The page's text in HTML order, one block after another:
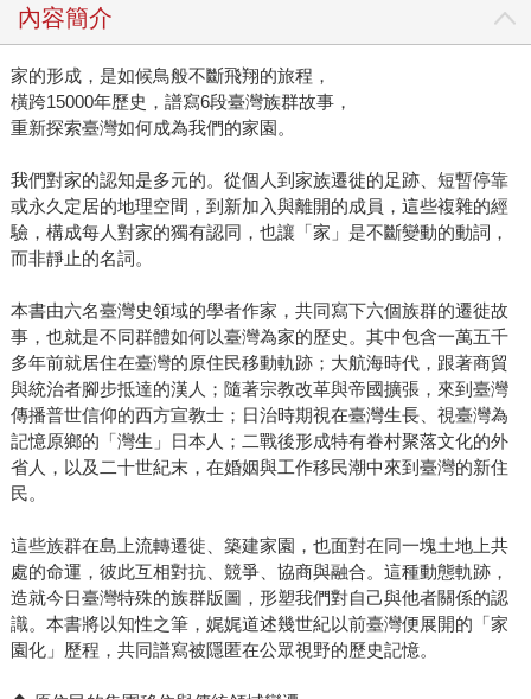
療設施跟盲人學校，並融合台語跟聖經，教育一般民眾識
字。戰後，許多長老教會的牧師，在台灣的民主化運動中，
更扮演重要的後盾。 此外，日治時期在台灣定居的日本人，
原先會透過在台灣種植櫻花跟梅花，傳達對家鄉的思念；可
是後來，他們開始會在創作的俳句中，融入台灣的風土景
後，無論是外省人的眷村空間，或新住民開設的異國美食餐
廳、家鄉雜貨店，這些人事景觀，都代表一群外來者來到台
灣，最終將台灣轉化成自身家園的經歷。 我們希望透過這本
本書一方面將指出臺灣並不是一個本質的、封閉的地方，反
而是因為臺灣身處在世界之中，融會很複雜的移動跟身分認
同，讓臺灣這個「家園」的概念變得豐富。一方面也點出直
到今日，臺灣其實依然處於「家園化」的過程，今日臺灣也
還存在「誰」是這個家庭的成員、土地歸屬與使用的問題。
這些當代現況，都揭示臺灣族群歷史的動態性，以及在過往
與今日，我們應該如何思考臺灣這個「想像的共同體」。閱
內容簡介
家的形成，是如候鳥般不斷飛翔的旅程，
橫跨15000年歷史，譜寫6段臺灣族群故事，
重新探索臺灣如何成為我們的家園。
我們對家的認知是多元的。從個人到家族遷徙的足跡、短暫停靠
或永久定居的地理空間，到新加入與離開的成員，這些複雜的經
驗，構成每人對家的獨有認同，也讓「家」是不斷變動的動詞，
而非靜止的名詞。
本書由六名臺灣史領域的學者作家，共同寫下六個族群的遷徙故
事，也就是不同群體如何以臺灣為家的歷史。其中包含一萬五千
多年前就居住在臺灣的原住民移動軌跡；大航海時代，跟著商貿
與統治者腳步抵達的漢人；隨著宗教改革與帝國擴張，來到臺灣
傳播普世信仰的西方宣教士；日治時期視在臺灣生長、視臺灣為
記憶原鄉的「灣生」日本人；二戰後形成特有眷村聚落文化的外
省人，以及二十世紀末，在婚姻與工作移民潮中來到臺灣的新住
民。
這些族群在島上流轉遷徙、築建家園，也面對在同一塊土地上共
處的命運，彼此互相對抗、競爭、協商與融合。這種動態軌跡，
造就今日臺灣特殊的族群版圖，形塑我們對自己與他者關係的認
識。本書將以知性之筆，娓娓道述幾世紀以前臺灣便展開的「家
園化」歷程，共同譜寫被隱匿在公眾視野的歷史記憶。